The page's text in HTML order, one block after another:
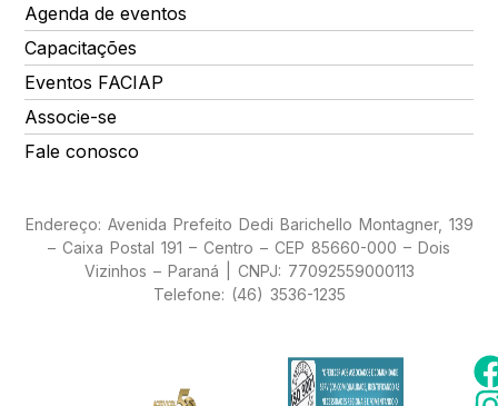
Agenda de eventos
Capacitações
Eventos FACIAP
Associe-se
Fale conosco
Endereço: Avenida Prefeito Dedi Barichello Montagner, 139
– Caixa Postal 191 – Centro – CEP 85660-000 – Dois
Vizinhos – Paraná | CNPJ: 77092559000113
Telefone: (46) 3536-1235